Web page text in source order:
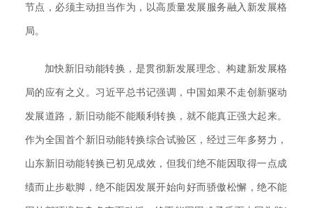
节点，必须主动担当作为，以高质量发展服务融入新发展格
局。
加快新旧动能转换，是贯彻新发展理念、构建新发展格
局的应有之义。习近平总书记强调，中国如果不走创新驱动
发展道路，新旧动能不能顺利转换，就不能真正强大起来。
作为全国首个新旧动能转换综合试验区，经过三年多努力，
山东新旧动能转换已初见成效，但我们绝不能因取得一点成
绩而止步歇脚，绝不能因发展开始向好而骄傲松懈，绝不能